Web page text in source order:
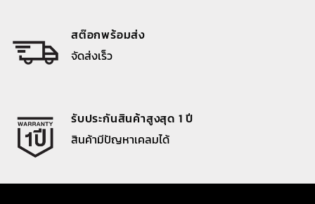
สต๊อกพร้อมส่ง
จัดส่งเร็ว
รับประกันสินค้าสูงสุด 1 ปี
สินค้ามีปัญหาเคลมได้